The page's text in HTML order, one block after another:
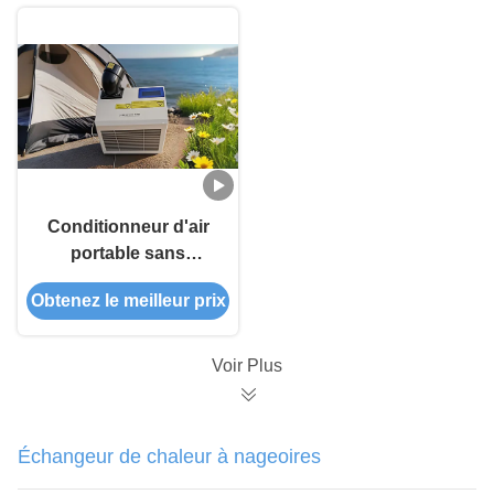
Conditionneur d'air
portable sans
drainage léger Unité
de climatisation
Obtenez le meilleur prix
Voir Plus
Échangeur de chaleur à nageoires